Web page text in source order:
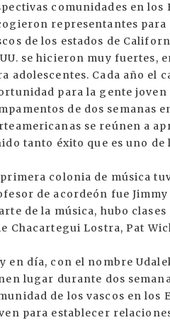
comunidades en los
representantes
de los estados de
se hicieron muy fuertes,
adolescentes. Cada año el
para la gente joven
de dos semanas
se reúnen a
tanto éxito que es uno de
colonia de música
de acordeón fue Jimmy
de la música, hubo
Chacartegui Lostra, Pat
en día, con el nombre
lugar durante dos
de los vascos en los
para establecer